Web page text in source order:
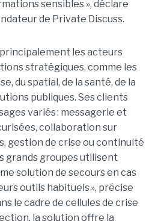
sensibles », déclare
de Private Discuss.
les acteurs
stratégiques, comme les
du spatial, de la santé, de la
publiques. Ses clients
variés : messagerie et
collaboration sur
gestion de crise ou continuité
grands groupes utilisent
solution de secours en cas
outils habituels », précise
le cadre de cellules de crise
la solution offre la